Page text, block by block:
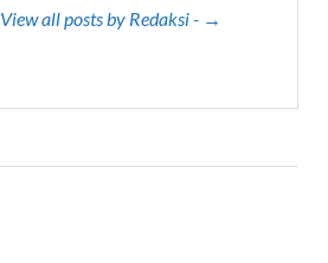
View all posts by Redaksi - →